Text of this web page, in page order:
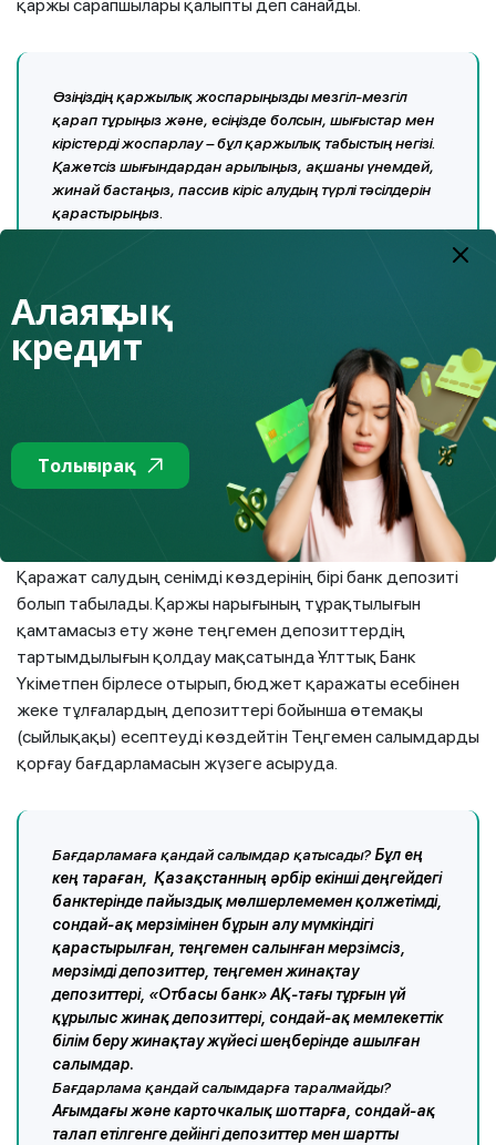
қаржы сарапшылары қалыпты деп санайды.
Өзіңіздің қаржылық жоспарыңызды мезгіл-мезгіл
қарап тұрыңыз және, есіңізде болсын, шығыстар мен
кірістерді жоспарлау – бұл қаржылық табыстың негізі.
Қажетсіз шығындардан арылыңыз, ақшаны үнемдей,
жинай бастаңыз, пассив кіріс алудың түрлі тәсілдерін
қарастырыңыз.
танытқан, жаңа бастаған инвесторлар, қор нарығында
инвестициялау тәжірибесі жоқ адамдар болашақта
көңілі қалмас үшін бұл бизнесті кәсіби трейдерлерге
сеніп бергені дұрыс. Теңгерімді портфелі бар бөлшек
инвесторлар эмоцияға берілмеуі керек, олар ойланбастан
мәмілелер жасауға әкелуі және болашақта
инвестициялардың қаржылық нәтижелеріне теріс әсер
етуі мүмкін. Ең дұрысы көбірек тартымды ұзақ мерзімді
бағдарлар мен стратегияларды ұстану.
Қаражат салудың сенімді көздерінің бірі банк депозиті
болып табылады. Қаржы нарығының тұрақтылығын
қамтамасыз ету және теңгемен депозиттердің
тартымдылығын қолдау мақсатында Ұлттық Банк
Үкіметпен бірлесе отырып, бюджет қаражаты есебінен
жеке тұлғалардың депозиттері бойынша өтемақы
(сыйлықақы) есептеуді көздейтін Теңгемен салымдарды
қорғау бағдарламасын жүзеге асыруда.
Бағдарламаға қандай салымдар қатысады?Бұл ең
кең тараған, Қазақстанның әрбір екінші деңгейдегі
банктерінде пайыздық мөлшерлемемен қолжетімді,
сондай-ақ мерзімінен бұрын алу мүмкіндігі
қарастырылған, теңгемен салынған мерзімсіз,
мерзімді депозиттер, теңгемен жинақтау
депозиттері, «Отбасы банк» АҚ-тағы тұрғын үй
құрылыс жинақ депозиттері, сондай-ақ мемлекеттік
білім беру жинақтау жүйесі шеңберінде ашылған
салымдар.
Бағдарлама қандай салымдарға таралмайды?
Ағымдағы және карточкалық шоттарға, сондай-ақ
талап етілгенге дейінгі депозиттер мен шартты
Алаяқтық
кредит
Толығырақ